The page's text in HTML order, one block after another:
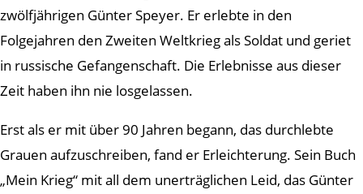
zwölfjährigen Günter Speyer. Er erlebte in den
Folgejahren den Zweiten Weltkrieg als Soldat und geriet
in russische Gefangenschaft. Die Erlebnisse aus dieser
Zeit haben ihn nie losgelassen.
Erst als er mit über 90 Jahren begann, das durchlebte
Grauen aufzuschreiben, fand er Erleichterung. Sein Buch
„Mein Krieg“ mit all dem unerträglichen Leid, das Günter